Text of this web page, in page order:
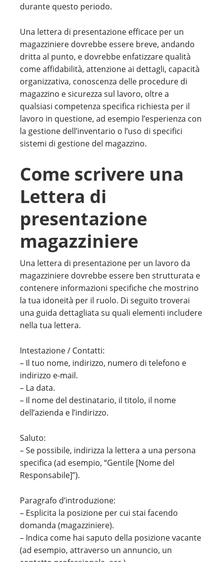
durante questo periodo.
Una lettera di presentazione efficace per un
magazziniere dovrebbe essere breve, andando
dritta al punto, e dovrebbe enfatizzare qualità
come affidabilità, attenzione ai dettagli, capacità
organizzativa, conoscenza delle procedure di
magazzino e sicurezza sul lavoro, oltre a
qualsiasi competenza specifica richiesta per il
lavoro in questione, ad esempio l’esperienza con
la gestione dell’inventario o l’uso di specifici
sistemi di gestione del magazzino.
Come scrivere una
Lettera di
presentazione
magazziniere
Una lettera di presentazione per un lavoro da
magazziniere dovrebbe essere ben strutturata e
contenere informazioni specifiche che mostrino
la tua idoneità per il ruolo. Di seguito troverai
una guida dettagliata su quali elementi includere
nella tua lettera.
Intestazione / Contatti:
– Il tuo nome, indirizzo, numero di telefono e
indirizzo e-mail.
– La data.
– Il nome del destinatario, il titolo, il nome
dell’azienda e l’indirizzo.
Saluto:
– Se possibile, indirizza la lettera a una persona
specifica (ad esempio, “Gentile [Nome del
Responsabile]”).
Paragrafo d’introduzione:
– Esplicita la posizione per cui stai facendo
domanda (magazziniere).
– Indica come hai saputo della posizione vacante
(ad esempio, attraverso un annuncio, un